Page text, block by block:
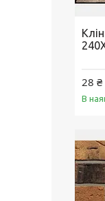
28 ₴
В